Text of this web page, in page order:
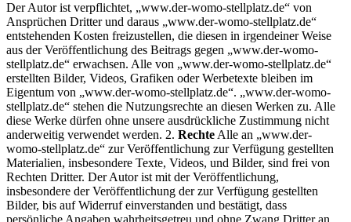
Der Autor ist verpflichtet, „www.der-womo-stellplatz.de“ von
Ansprüchen Dritter und daraus „www.der-womo-stellplatz.de“
entstehenden Kosten freizustellen, die diesen in irgendeiner Weise
aus der Veröffentlichung des Beitrags gegen „www.der-womo-
stellplatz.de“ erwachsen. Alle von „www.der-womo-stellplatz.de“
erstellten Bilder, Videos, Grafiken oder Werbetexte bleiben im
Eigentum von „www.der-womo-stellplatz.de“. „www.der-womo-
stellplatz.de“ stehen die Nutzungsrechte an diesen Werken zu. Alle
diese Werke dürfen ohne unsere ausdrückliche Zustimmung nicht
anderweitig verwendet werden. 2. Rechte Alle an „www.der-
womo-stellplatz.de“ zur Veröffentlichung zur Verfügung gestellten
Materialien, insbesondere Texte, Videos, und Bilder, sind frei von
Rechten Dritter. Der Autor ist mit der Veröffentlichung,
insbesondere der Veröffentlichung der zur Verfügung gestellten
Bilder, bis auf Widerruf einverstanden und bestätigt, dass
persönliche Angaben wahrheitsgetreu und ohne Zwang Dritter an